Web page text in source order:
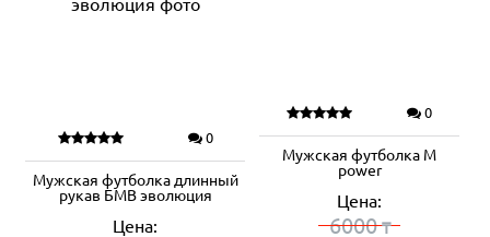
0
Мужская футболка длинный
рукав БМВ эволюция
Цена:
0
Мужская футболка M
power
Цена:
6000₸